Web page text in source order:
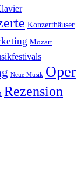
Konzerthäuser
Mozart
Neue Musik Oper
Rezension